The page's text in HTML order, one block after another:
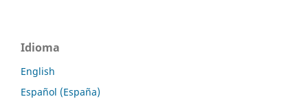
Idioma
English
Español (España)